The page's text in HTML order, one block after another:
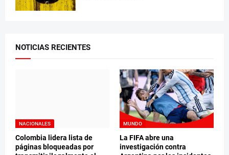
NOTICIAS RECIENTES
NACIONALES
Colombia lidera lista de
páginas bloqueadas por
MUNDO
La FIFA abre una
investigación contra